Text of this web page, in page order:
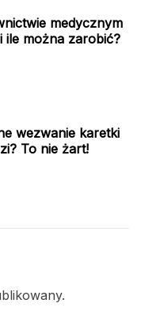
medycznym
ile można zarobić?
wezwanie karetki
To nie żart!